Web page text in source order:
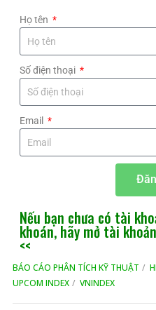
Họ tên
Số điện thoại
Email
Nếu bạn chưa có tài
khoán, hãy mở tài
<<​
BÁO CÁO PHÂN TÍCH KỸ THUẬT
UPCOM INDEX
VNINDEX